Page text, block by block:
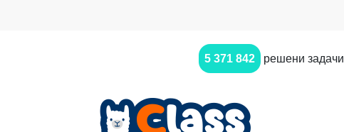
5 371 842 решени задачи